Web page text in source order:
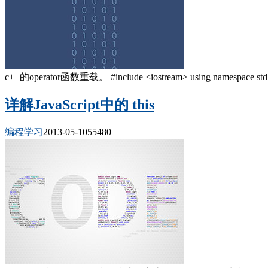
c++的operator函数重载。 #include <iostream> using
详解JavaScript中的 this
编程学习2013-05-1055480